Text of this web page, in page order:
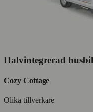
Halvintegrerad husbil
Cozy Cottage
Olika tillverkare